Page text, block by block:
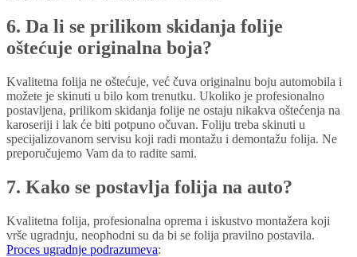
6. Da li se prilikom skidanja folije
oštećuje originalna boja?
Kvalitetna folija ne oštećuje, već čuva originalnu boju automobila i
možete je skinuti u bilo kom trenutku. Ukoliko je profesionalno
postavljena, prilikom skidanja folije ne ostaju nikakva oštećenja na
karoseriji i lak će biti potpuno očuvan. Foliju treba skinuti u
specijalizovanom servisu koji radi montažu i demontažu folija. Ne
preporučujemo Vam da to radite sami.
7. Kako se postavlja folija na auto?
Kvalitetna folija, profesionalna oprema i iskustvo montažera koji
vrše ugradnju, neophodni su da bi se folija pravilno postavila.
Proces ugradnje podrazumeva: